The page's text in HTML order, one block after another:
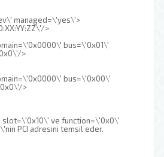
managed=\'yes\'>
>
bus=\'0x01\'
>
bus=\'0x00\'
>
slot=\'0x10\' ve function=\'0x0\'
PCI adresini temsil eder.